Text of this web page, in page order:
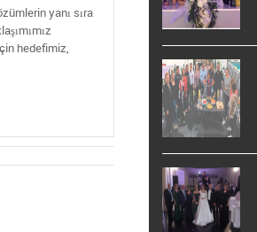
yanı sıra
hedefimiz,